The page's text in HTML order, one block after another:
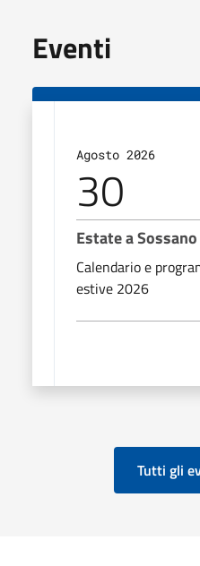
Eventi
Agosto 2026
30
Estate a
Calendario e
estive 2026
Tutti gli